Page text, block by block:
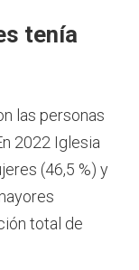
tenía
las personas
2022 Iglesia
(46,5 %) y
total de